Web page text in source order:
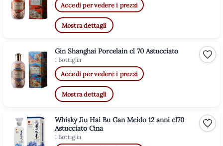
Accedi per vedere i prezzi
Mostra dettagli
Gin Shanghai Porcelain cl 70 Astucciato
1 Bottiglia
Accedi per vedere i prezzi
Mostra dettagli
Whisky Jiu Hai Bu Gan Meido 12 anni cl70
Astucciato Cina
1 Bottiglia